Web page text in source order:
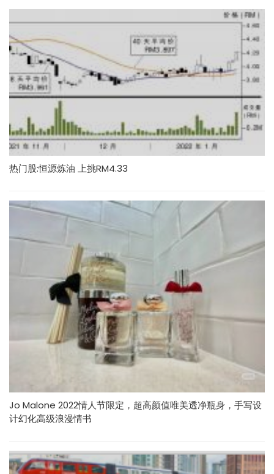
热门股:恒源炼油 上挑RM4.33
Jo Malone 2022情人节限定，超高颜值唯美透净瓶身，手写设
计幻化高级浪漫情书